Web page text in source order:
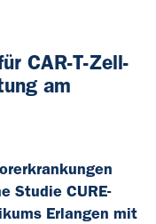
CAR-T-Zell-
am
Studie CURE-
Erlangen mit